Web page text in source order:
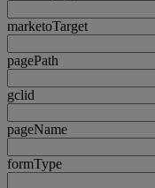
marketoTarget
pagePath
gclid
pageName
formType